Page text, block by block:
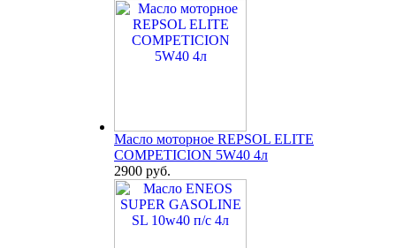
Масло моторное REPSOL ELITE
COMPETICION 5W40 4л
2900 руб.